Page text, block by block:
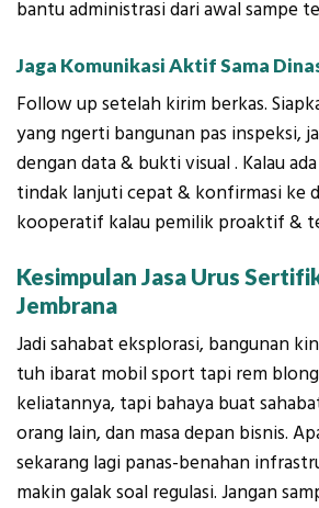
bantu administrasi dari awal sampe
Jaga Komunikasi Aktif Sama
Follow up setelah kirim berkas.
yang ngerti bangunan pas inspeksi,
dengan data & bukti visual . Kalau
tindak lanjuti cepat & konfirmasi ke
kooperatif kalau pemilik proaktif &
Kesimpulan Jasa Urus
Jembrana
Jadi sahabat eksplorasi, bangunan
tuh ibarat mobil sport tapi rem
keliatannya, tapi bahaya buat
orang lain, dan masa depan bisnis.
sekarang lagi panas-benahan
makin galak soal regulasi. Jangan